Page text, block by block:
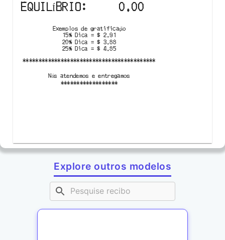
EQUILÍBRIO: 0.00
Exemplos de gratificação
15% Dica =$ 2.91
20% Dica =$ 3.88
25% Dica =$ 4.85
******************************************
Nós atendemos e entregamos
******************
Explore outros modelos